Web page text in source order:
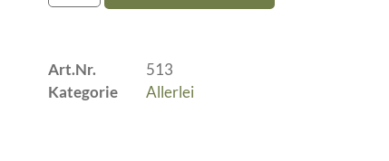
Art.Nr.
513
Kategorie
Allerlei